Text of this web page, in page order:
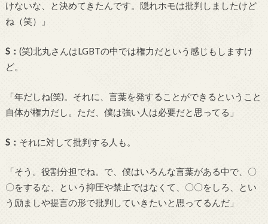
けないな、と決めてきたんです。隠れホモは批判しましたけど
ね（笑）」
S： (笑)北丸さんはLGBTの中では権力だという感じもしますけ
ど。
「年だしね(笑)。それに、言葉を発することができるということ
自体が権力だし。ただ、僕は強い人は必要だと思ってる」
S： それに対して批判する人も。
「そう。役割分担でね。で、僕はいろんな言葉がある中で、〇
〇をするな、という抑圧や禁止ではなくて、〇〇をしろ、とい
う励ましや提言の形で批判していきたいと思ってるんだ」